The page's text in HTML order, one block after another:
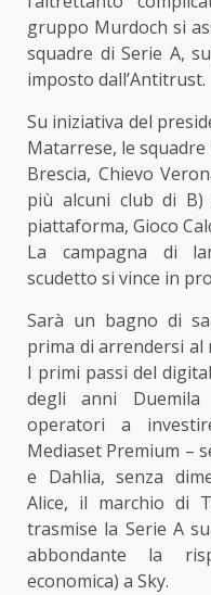
gruppo Murdoch si
squadre di Serie A,
imposto dall’Antitrust.
Su iniziativa del
Matarrese, le
Brescia, Chievo
più alcuni club di B)
piattaforma, Gioco
La campagna di
scudetto si vince in
Sarà un bagno di
prima di arrendersi al
I primi passi del
degli anni
operatori a
Mediaset Premium –
e Dahlia, senza
Alice, il marchio di
trasmise la Serie A
abbondante la
economica) a Sky.